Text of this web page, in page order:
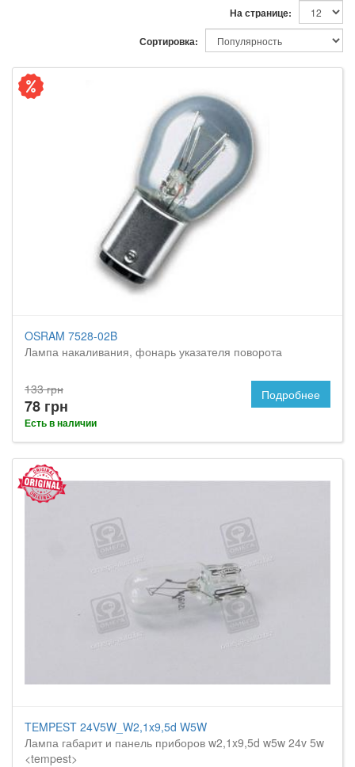
На странице:
Сортировка:
OSRAM 7528-02B
Лампа накаливания, фонарь указателя поворота
133 грн
78 грн
Есть в наличии
Подробнее
TEMPEST 24V5W_W2,1x9,5d W5W
Лампа габарит и панель приборов w2,1x9,5d w5w 24v 5w
<tempest>